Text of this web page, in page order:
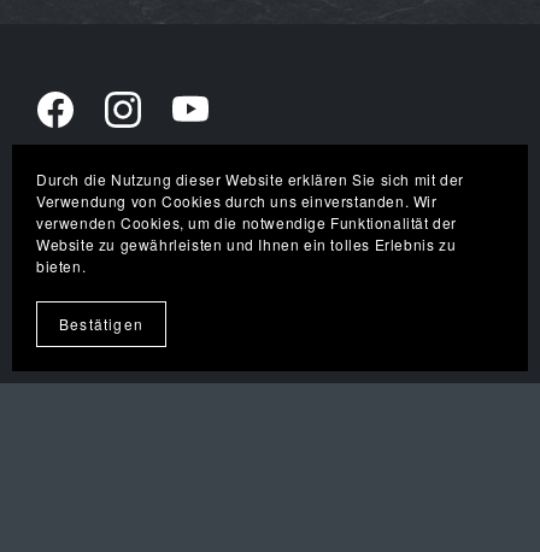
NEWSLETTER
Hier direkt in den
eintragen!
Durch die Nutzung dieser Website erklären Sie sich mit der
Verwendung von Cookies durch uns einverstanden. Wir
verwenden Cookies, um die notwendige Funktionalität der
Website zu gewährleisten und Ihnen ein tolles Erlebnis zu
bieten.
Bestätigen